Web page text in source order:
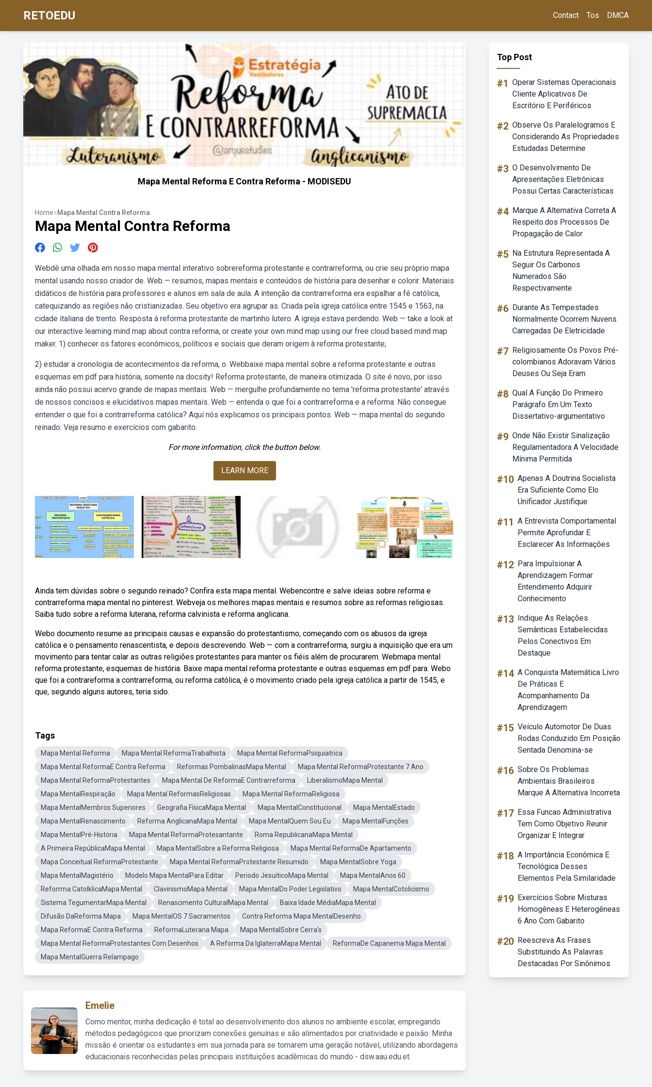
RETOEDU Contact Tos DMCA
Mapa Mental Reforma E Contra Reforma - MODISEDU
Home>Mapa Mental Contra Reforma
Mapa Mental Contra Reforma
Webdê uma olhada em nosso mapa mental interativo sobrereforma protestante e contrarreforma, ou crie seu próprio mapa
mental usando nosso criador de. Web — resumos, mapas mentais e conteúdos de história para desenhar e colorir. Materiais
didáticos de história para professores e alunos em sala de aula. A intenção da contrarreforma era espalhar a fé católica,
catequizando as regiões não cristianizadas. Seu objetivo era agrupar as. Criada pela igreja católica entre 1545 e 1563, na
cidade italiana de trento. Resposta á reforma protestante de martinho lutero. A igreja estava perdendo. Web — take a look at
our interactive learning mind map about contra reforma, or create your own mind map using our free cloud based mind map
maker. 1) conhecer os fatores econômicos, políticos e sociais que deram origem à reforma protestante;
2) estudar a cronologia de acontecimentos da reforma, o. Webbaixe mapa mental sobre a reforma protestante e outras
esquemas em pdf para história, somente na docsity! Reforma protestante, de maneira otimizada. O site é novo, por isso
ainda não possui acervo grande de mapas mentais. Web — mergulhe profundamente no tema 'reforma protestante' através
de nossos concisos e elucidativos mapas mentais. Web — entenda o que foi a contrarreforma e a reforma. Não consegue
entender o que foi a contrarreforma católica? Aqui nós explicamos os principais pontos. Web — mapa mental do segundo
reinado: Veja resumo e exercícios com gabarito.
For more information, click the button below.
LEARN MORE
Ainda tem dúvidas sobre o segundo reinado? Confira esta mapa mental. Webencontre e salve ideias sobre reforma e
contrarreforma mapa mental no pinterest. Webveja os melhores mapas mentais e resumos sobre as reformas religiosas.
Saiba tudo sobre a reforma luterana, reforma calvinista e reforma anglicana.
Webo documento resume as principais causas e expansão do protestantismo, começando com os abusos da igreja
católica e o pensamento renascentista, e depois descrevendo. Web — com a contrarreforma, surgiu a inquisição que era um
movimento para tentar calar as outras religiões protestantes para manter os fiéis além de procurarem. Webmapa mental
reforma protestante, esquemas de história. Baixe mapa mental reforma protestante e outras esquemas em pdf para. Webo
que foi a contrareforma a contrarreforma, ou reforma católica, é o movimento criado pela igreja católica a partir de 1545, e
que, segundo alguns autores, teria sido.
Tags
Mapa Mental Reforma Mapa Mental ReformaTrabalhista
Mapa Mental ReformaPsiquiatrica
Mapa Mental ReformaE Contra Reforma
Reformas PombalinasMapa Mental
Mapa Mental ReformaProtestante 7 Ano
Mapa Mental ReformaProtestantes
Mapa Mental De ReformaE Contrarreforma
LiberalismoMapa Mental
Mapa MentalRespiração
Mapa Mental ReformasReligiosas
Mapa Mental ReformaReligiosa
Mapa MentalMembros Superiores
Geografia FísicaMapa Mental Mapa MentalConstitucional
Mapa MentalEstado
Mapa MentalRenascimento
Reforma AnglicanaMapa Mental Mapa MentalQuem Sou Eu
Mapa MentalFunções
Mapa MentalPré-História
Mapa Mental ReformaProtesantante
Roma RepublicanaMapa Mental
A Primeira RepúblicaMapa Mental
Mapa MentalSobre a Reforma Religiosa
Mapa Mental ReformaDe Apartamento
Mapa Conceitual ReformaProtestante
Mapa Mental ReformaProtestante Resumido
Mapa MentalSobre Yoga
Mapa MentalMagistério
Modelo Mapa MentalPara Editar Periodo JesuiticoMapa Mental
Mapa MentalAnos 60
Reforrma CatolklicaMapa Mental
ClavinismoMapa Mental Mapa MentalDo Poder Legislativo
Mapa MentalCotolicismo
Sistema TegumentarMapa Mental
Renascimento CulturalMapa Mental
Baixa Idade MédiaMapa Mental
Difusão DaReforma Mapa
Mapa MentalOS 7 Sacramentos
Contra Reforma Mapa MentalDesenho
Mapa ReformaE Contra Reforma
ReformaLuterana Mapa
Mapa MentalSobre Cerra's
Mapa Mental ReformaProtestantes Com Desenhos
A Reforma Da IglaterraMapa Mental
ReformaDe Capanema Mapa Mental
Mapa MentalGuerra Relampago
Emelie
Como mentor, minha dedicação é total ao desenvolvimento dos alunos no ambiente escolar, empregando
métodos pedagógicos que priorizam conexões genuínas e são alimentados por criatividade e paixão. Minha
missão é orientar os estudantes em sua jornada para se tornarem uma geração notável, utilizando abordagens
educacionais reconhecidas pelas principais instituições acadêmicas do mundo - dsw.aau.edu.et.
Top Post
#1 Operar Sistemas Operacionais
Cliente Aplicativos De
Escritório E Periféricos
#2 Observe Os Paralelogramos E
Considerando As Propriedades
Estudadas Determine
#3 O Desenvolvimento De
Apresentações Eletrônicas
Possui Certas Características
#4 Marque A Alternativa Correta A
Respeito.dos Processos De
Propagação.de Calor
#5 Na Estrutura Representada A
Seguir Os Carbonos
Numerados São
Respectivamente
#6 Durante As Tempestades
Normalmente Ocorrem Nuvens
Carregadas De Eletricidade
#7 Religiosamente Os Povos Pré-
colombianos Adoravam Vários
Deuses Ou Seja Eram
#8 Qual A Função Do Primeiro
Parágrafo Em Um Texto
Dissertativo-argumentativo
#9 Onde Não Existir Sinalização
Regulamentadora A Velocidade
Mínima Permitida
#10 Apenas A Doutrina Socialista
Era Suficiente Como Elo
Unificador Justifique
#11 A Entrevista Comportamental
Permite Aprofundar E
Esclarecer As Informações
#12 Para Impulsionar A
Aprendizagem Formar
Entendimento Adquirir
Conhecimento
#13 Indique As Relações
Semânticas Estabelecidas
Pelos Conectivos Em
Destaque
#14 A Conquista Matemática Livro
De Práticas E
Acompanhamento Da
Aprendizagem
#15 Veículo Automotor De Duas
Rodas Conduzido Em Posição
Sentada Denomina-se
#16 Sobre Os Problemas
Ambientais Brasileiros
Marque A Alternativa Incorreta
#17 Essa Funcao Administrativa
Tem Como Objetivo Reunir
Organizar E Integrar
#18 A Importância Econômica E
Tecnológica Desses
Elementos Pela Similaridade
#19 Exercícios Sobre Misturas
Homogêneas E Heterogêneas
6 Ano Com Gabarito
#20 Reescreva As Frases
Substituindo As Palavras
Destacadas Por Sinônimos